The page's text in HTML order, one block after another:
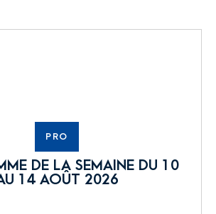
PRO
DE LA SEMAINE DU 10
14 AOÛT 2026